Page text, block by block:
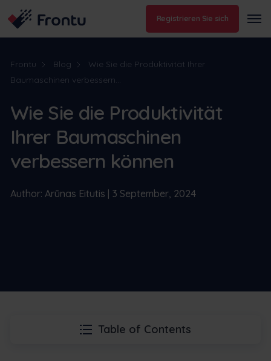
Registrieren Sie sich
Frontu Blog
Wie Sie die Produktivität Ihrer
Baumaschinen verbessern...
Wie Sie die Produktivität
Ihrer Baumaschinen
verbessern können
Author: Arūnas Eitutis | 3 September, 2024
Table of Contents